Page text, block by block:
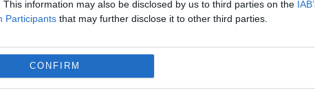
This information may also be disclosed by us to third parties on the
Participants that may further disclose it to other third parties.
CONFIRM
noi care au ieșit mereu în evidență nu doar
cei 37 de ani, împliniți luna trecută, Alina
pe stradă fără pic de machiaj pe față.